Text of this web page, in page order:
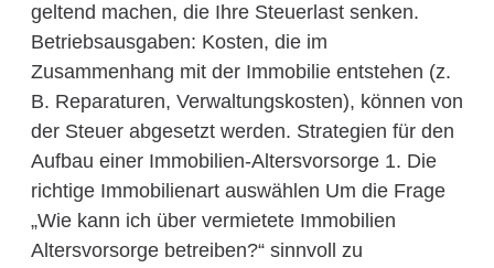
geltend machen, die Ihre Steuerlast senken.
Betriebsausgaben: Kosten, die im
Zusammenhang mit der Immobilie entstehen (z.
B. Reparaturen, Verwaltungskosten), können von
der Steuer abgesetzt werden. Strategien für den
Aufbau einer Immobilien-Altersvorsorge 1. Die
richtige Immobilienart auswählen Um die Frage
„Wie kann ich über vermietete Immobilien
Altersvorsorge betreiben?“ sinnvoll zu